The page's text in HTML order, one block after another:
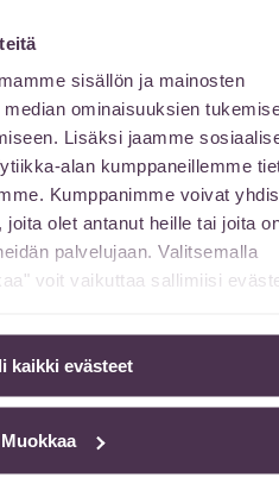
sisällön ja mainosten
ominaisuuksien
Lisäksi jaamme
alan kumppaneillemme
Kumppanimme voivat
olet antanut heille tai joita
palvelujaan. Valitsemalla
voit vaikuttaa sallimiisi
kaikki evästeet
Muokkaa
511
24/7